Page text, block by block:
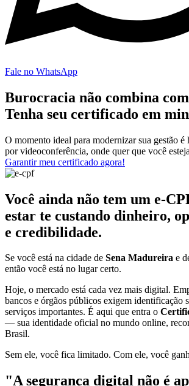
Fale no WhatsApp
Burocracia não combina com
Tenha seu certificado em
O momento ideal para modernizar sua gestão é
por videoconferência, onde quer que você
Garantir meu certificado agora!
Você ainda não tem um e-
estar te custando dinheiro,
e credibilidade.
Se você está na cidade de Sena Madureira e
então você está no lugar certo.
Hoje, o mercado está cada vez mais digital.
bancos e órgãos públicos exigem identificação
serviços importantes. É aqui que entra o
— sua identidade oficial no mundo online,
Brasil.
Sem ele, você fica limitado. Com ele, você
"A segurança digital não é